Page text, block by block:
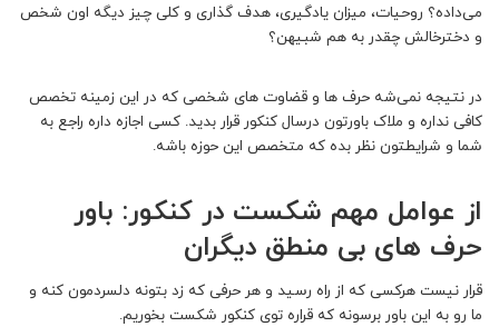
می‌داده؟ روحیات، میزان یادگیری، هدف گذاری و کلی چیز دیگه اون شخص
و دخترخالش چقدر به هم شبیهن؟
در نتیجه نمی‌شه حرف ها و قضاوت های شخصی که در این زمینه تخصص
کافی نداره و ملاک باورتون درسال کنکور قرار بدید. کسی اجازه داره راجع به
شما و شرایطتون نظر بده که متخصص این حوزه باشه.
از عوامل مهم شکست در کنکور: باور
حرف های بی منطق دیگران
قرار نیست هرکسی که از راه رسید و هر حرفی که زد بتونه دلسردمون کنه و
ما رو به این باور برسونه که قراره توی کنکور شکست بخوریم.